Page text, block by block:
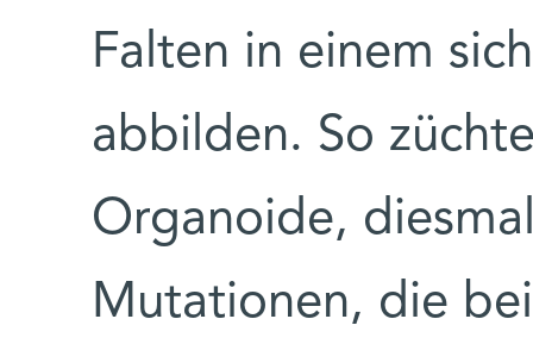
Falten in einem
abbilden. So
Organoide,
Mutationen, die